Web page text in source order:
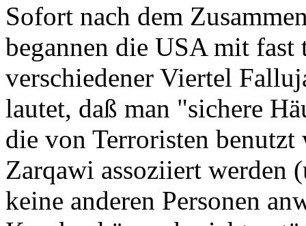
Sofort nach dem
begannen die USA mit
verschiedener Viertel
lautet, daß man "sichere
die von Terroristen
Zarqawi assoziiert werden
keine anderen Personen